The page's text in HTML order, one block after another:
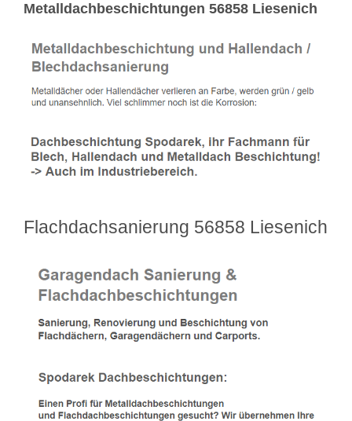
Metalldachbeschichtungen 56858 Liesenich
Flachdachsanierung 56858 Liesenich